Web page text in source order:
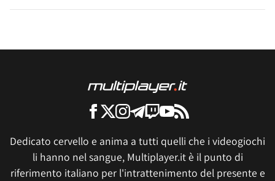
Dedicato cervello e anima a tutti quelli che i videogiochi
li hanno nel sangue, Multiplayer.it è il punto di
riferimento italiano per l'intrattenimento del presente e